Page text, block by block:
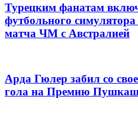
Турецким фанатам
футбольного
матча ЧМ с Австралией
Арда Гюлер забил со
гола на Премию